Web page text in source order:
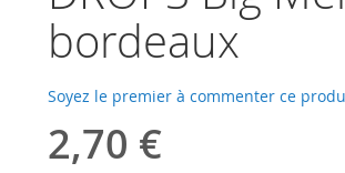
bordeaux
Soyez le premier à commenter ce
2,70 €